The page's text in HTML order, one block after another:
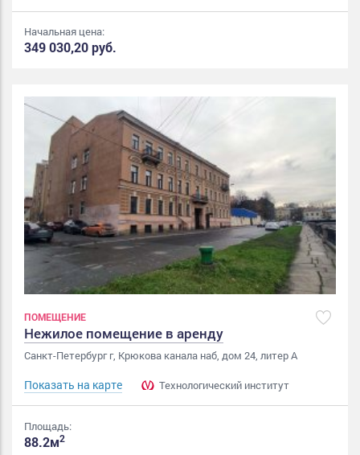
Начальная цена:
349 030,20 руб.
ПОМЕЩЕНИЕ
Нежилое помещение в аренду
Санкт-Петербург г, Крюкова канала наб, дом 24, литер А
Показать на карте Технологический институт
Площадь:
88.2м2